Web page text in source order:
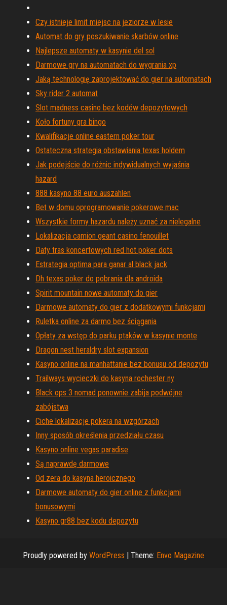
Czy istnieje limit miejsc na jeziorze w lesie
Automat do gry poszukiwanie skarbów online
Najlepsze automaty w kasynie del sol
Darmowe gry na automatach do wygrania xp
Jaką technologię zaprojektować do gier na automatach
Sky rider 2 automat
Slot madness casino bez kodów depozytowych
Koło fortuny gra bingo
Kwalifikacje online eastern poker tour
Ostateczna strategia obstawiania texas holdem
Jak podejście do różnic indywidualnych wyjaśnia
hazard
888 kasyno 88 euro auszahlen
Bet w domu oprogramowanie pokerowe mac
Wszystkie formy hazardu należy uznać za nielegalne
Lokalizacja camion geant casino fenouillet
Daty tras koncertowych red hot poker dots
Estrategia optima para ganar al black jack
Dh texas poker do pobrania dla androida
Spirit mountain nowe automaty do gier
Darmowe automaty do gier z dodatkowymi funkcjami
Ruletka online za darmo bez ściągania
Opłaty za wstęp do parku ptaków w kasynie monte
Dragon nest heraldry slot expansion
Kasyno online na manhattanie bez bonusu od depozytu
Trailways wycieczki do kasyna rochester ny
Black ops 3 nomad ponownie zabija podwójne
zabójstwa
Ciche lokalizacje pokera na wzgórzach
Inny sposób określenia przedziału czasu
Kasyno online vegas paradise
Są naprawdę darmowe
Od zera do kasyna heroicznego
Darmowe automaty do gier online z funkcjami
bonusowymi
Kasyno gr88 bez kodu depozytu
Proudly powered by WordPress | Theme: Envo Magazine